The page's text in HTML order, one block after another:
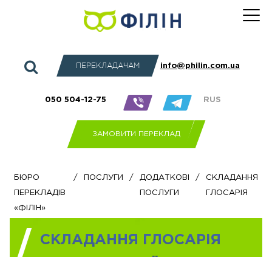
ПЕРЕКЛАДАЧАМ info@philin.com.ua
050 504-12-75 RUS
ЗАМОВИТИ ПЕРЕКЛАД
Бюро
перекладів
«Філін»
/ Послуги /
Додаткові
послуги
/
Складання
глосарія
СКЛАДАННЯ ГЛОСАРІЯ